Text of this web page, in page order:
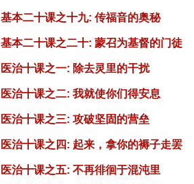
基本二十课之十九: 传福音的奥秘
基本二十课之二十: 蒙召为基督的门徒
医治十课之一: 除去灵里的干扰
医治十课之二: 我就使你们得安息
医治十课之三: 攻破坚固的营垒
医治十课之四: 起来，拿你的褥子走罢
医治十课之五: 不再徘徊于混沌里